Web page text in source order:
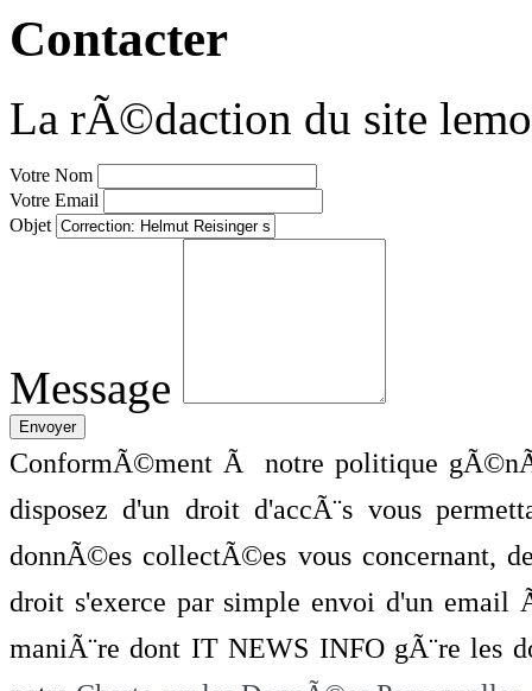
Contacter
La rÃ©daction du site
Votre Nom
Votre Email
Objet
Message
ConformÃ©ment Ã notre politique
disposez d'un droit d'accÃ¨s vous
donnÃ©es collectÃ©es vous concernant,
droit s'exerce par simple envoi d'un
maniÃ¨re dont IT NEWS INFO gÃ¨re les